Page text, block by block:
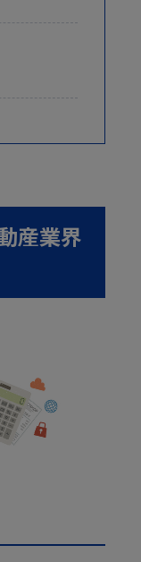
産業界